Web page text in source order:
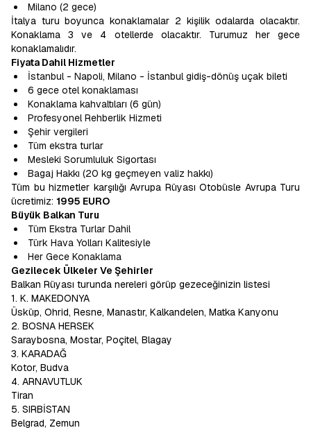
Milano (2 gece)
İtalya turu boyunca konaklamalar 2 kişilik odalarda olacaktır.
Konaklama 3 ve 4 otellerde olacaktır. Turumuz her gece
konaklamalıdır.
Fiyata Dahil Hizmetler
İstanbul - Napoli, Milano - İstanbul gidiş-dönüş uçak bileti
6 gece otel konaklaması
Konaklama kahvaltıları (6 gün)
Profesyonel Rehberlik Hizmeti
Şehir vergileri
Tüm ekstra turlar
Mesleki Sorumluluk Sigortası
Bagaj Hakkı (20 kg geçmeyen valiz hakkı)
Tüm bu hizmetler karşılığı Avrupa Rüyası Otobüsle Avrupa Turu
ücretimiz: 1995 EURO
Büyük Balkan Turu
Tüm Ekstra Turlar Dahil
Türk Hava Yolları Kalitesiyle
Her Gece Konaklama
Gezilecek Ülkeler Ve Şehirler
Balkan Rüyası turunda nereleri görüp gezeceğinizin listesi
1. K. MAKEDONYA
Üsküp, Ohrid, Resne, Manastır, Kalkandelen, Matka Kanyonu
2. BOSNA HERSEK
Saraybosna, Mostar, Poçitel, Blagay
3. KARADAĞ
Kotor, Budva
4. ARNAVUTLUK
Tiran
5. SIRBİSTAN
Belgrad, Zemun